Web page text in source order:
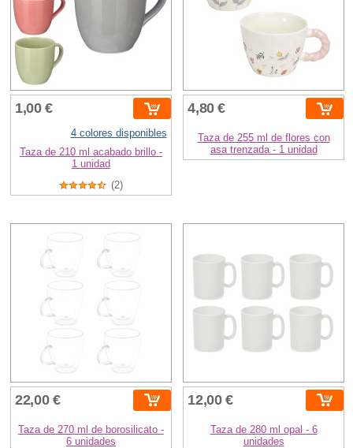
1,00 €
4 colores disponibles
Taza de 210 ml acabado brillo -
1 unidad
(2)
4,80 €
Taza de 255 ml de flores con
asa trenzada - 1 unidad
22,00 €
Taza de 270 ml de borosilicato -
6 unidades
12,00 €
Taza de 280 ml opal - 6
unidades